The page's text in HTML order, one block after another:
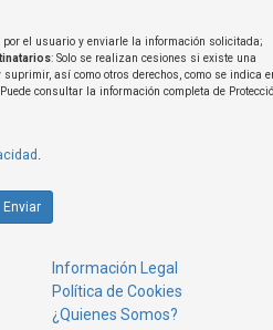
el usuario y enviarle la información solicitada;
: Solo se realizan cesiones si existe una
suprimir, así como otros derechos, como se indica
consultar la información completa de
.
Enviar
Información Legal
Política de Cookies
¿Quienes Somos?